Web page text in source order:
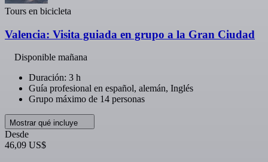
Tours en bicicleta
Valencia: Visita guiada en grupo a la Gran Ciudad
Disponible mañana
Duración: 3 h
Guía profesional en español, alemán, Inglés
Grupo máximo de 14 personas
Mostrar qué incluye
Desde
46,09 US$